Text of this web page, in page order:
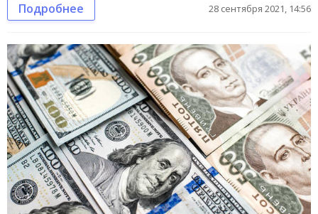
Подробнее 28 сентября 2021, 14:56